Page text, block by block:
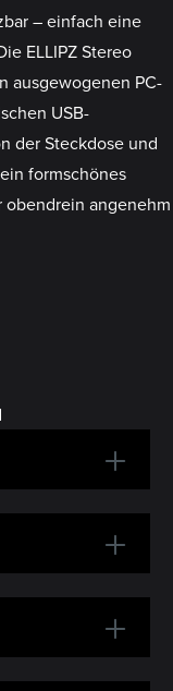
– einfach eine
ELLIPZ Stereo
ausgewogenen PC-
USB-
der Steckdose und
formschönes
obendrein angenehm